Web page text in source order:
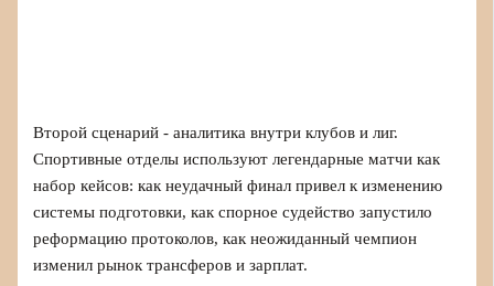
Второй сценарий - аналитика внутри клубов и лиг.
Спортивные отделы используют легендарные матчи как
набор кейсов: как неудачный финал привел к изменению
системы подготовки, как спорное судейство запустило
реформацию протоколов, как неожиданный чемпион
изменил рынок трансферов и зарплат.